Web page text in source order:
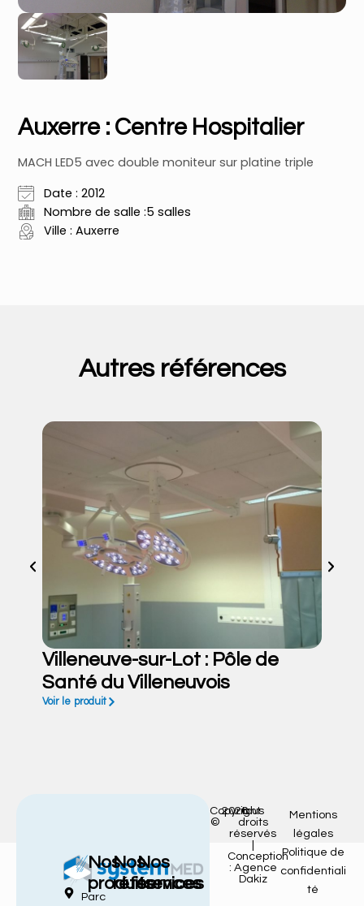
Auxerre : Centre Hospitalier
MACH LED5 avec double moniteur sur platine triple
Date : 2012
Nombre de salle :5 salles
Ville : Auxerre
Autres références
Villeneuve-sur-Lot : Pôle de
Santé du Villeneuvois
Voir le produit
Parc
Nos
produits
Nos
références
Nos
services
Copyright
©
2026tous
droits
réservés
Conception
: Agence
Dakiz
Mentions
légales
Politique de
confidentiali
té